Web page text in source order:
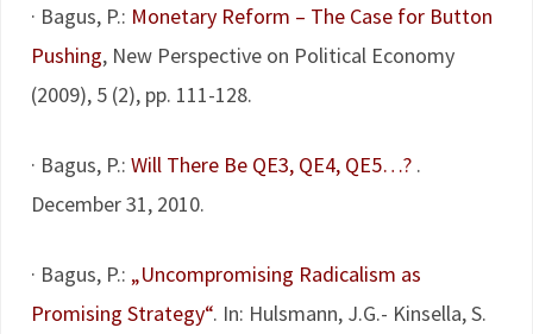
· Bagus, P.: Monetary Reform – The Case for Button
Pushing, New Perspective on Political Economy
(2009), 5 (2), pp. 111-128.
· Bagus, P.: Will There Be QE3, QE4, QE5…? .
December 31, 2010.
· Bagus, P.: „Uncompromising Radicalism as
Promising Strategy“. In: Hulsmann, J.G.- Kinsella, S.